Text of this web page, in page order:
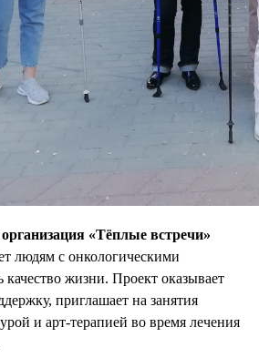
«Тёплые встречи»
людям с онкологическими
качество жизни. Проект оказывает
приглашает на занятия
и арт-терапией во время лечения